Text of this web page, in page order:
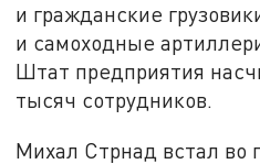
и гражданские
и самоходные
Штат предприятия
тысяч сотрудников.
Михал Стрнад встал во